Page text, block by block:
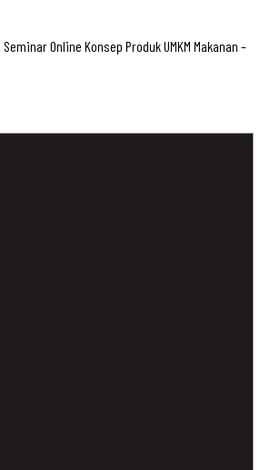
Online Konsep Produk UMKM Makanan –